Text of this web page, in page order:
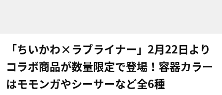
「ちいかわ×ラブライナー」2月22日より
コラボ商品が数量限定で登場！容器カラー
はモモンガやシーサーなど全6種